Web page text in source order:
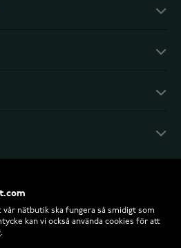
nätbutik ska fungera så smidigt som
kan vi också använda cookies för att